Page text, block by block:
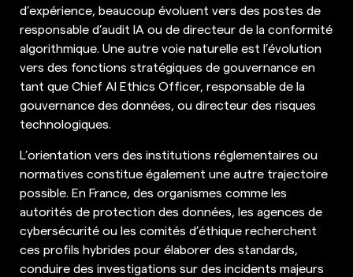
d’expérience, beaucoup évoluent vers des postes de
responsable d’audit IA ou de directeur de la conformité
algorithmique. Une autre voie naturelle est l’évolution
vers des fonctions stratégiques de gouvernance en
tant que Chief AI Ethics Officer, responsable de la
gouvernance des données, ou directeur des risques
technologiques.
L’orientation vers des institutions réglementaires ou
normatives constitue également une autre trajectoire
possible. En France, des organismes comme les
autorités de protection des données, les agences de
cybersécurité ou les comités d’éthique recherchent
ces profils hybrides pour élaborer des standards,
conduire des investigations sur des incidents majeurs